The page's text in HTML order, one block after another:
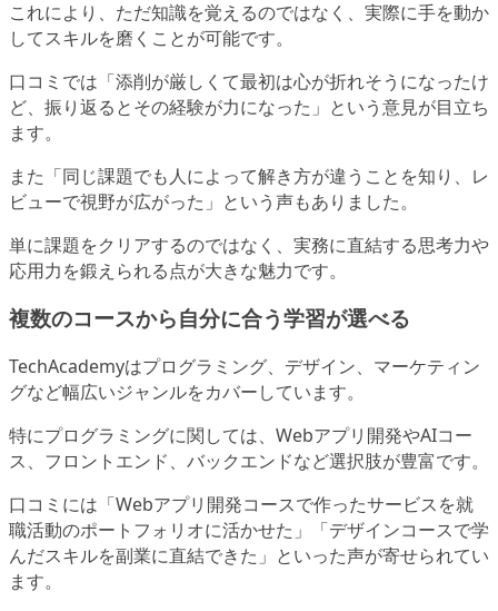
これにより、ただ知識を覚えるのではなく、実際に手を動か
してスキルを磨くことが可能です。
口コミでは「添削が厳しくて最初は心が折れそうになったけ
ど、振り返るとその経験が力になった」という意見が目立ち
ます。
また「同じ課題でも人によって解き方が違うことを知り、レ
ビューで視野が広がった」という声もありました。
単に課題をクリアするのではなく、実務に直結する思考力や
応用力を鍛えられる点が大きな魅力です。
複数のコースから自分に合う学習が選べる
TechAcademyはプログラミング、デザイン、マーケティン
グなど幅広いジャンルをカバーしています。
特にプログラミングに関しては、Webアプリ開発やAIコー
ス、フロントエンド、バックエンドなど選択肢が豊富です。
口コミには「Webアプリ開発コースで作ったサービスを就
職活動のポートフォリオに活かせた」「デザインコースで学
んだスキルを副業に直結できた」といった声が寄せられてい
ます。